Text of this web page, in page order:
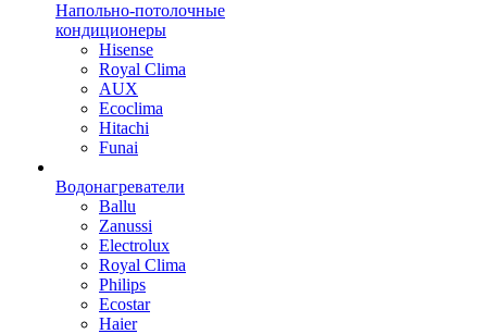
Напольно-потолочные
кондиционеры
Hisense
Royal Clima
AUX
Ecoclima
Hitachi
Funai
Водонагреватели
Ballu
Zanussi
Electrolux
Royal Clima
Philips
Ecostar
Haier